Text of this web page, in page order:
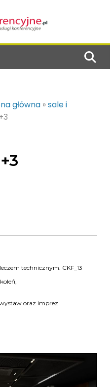
główna »sale i
technicznym. CKF_13
oraz imprez